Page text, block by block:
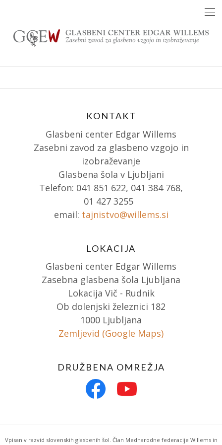
content
KONTAKT
Glasbeni center Edgar Willems
Zasebni zavod za glasbeno vzgojo in
izobraževanje
Glasbena šola v Ljubljani
Telefon: 041 851 622, 041 384 768,
01 427 3255
email: tajnistvo@willems.si
LOKACIJA
Glasbeni center Edgar Willems
Zasebna glasbena šola Ljubljana
Lokacija Vič - Rudnik
Ob dolenjski železnici 182
1000 Ljubljana
Zemljevid (Google Maps)
DRUŽBENA OMREŽJA
Vpisan v razvid slovenskih glasbenih šol. Član Mednarodne federacije Willems in